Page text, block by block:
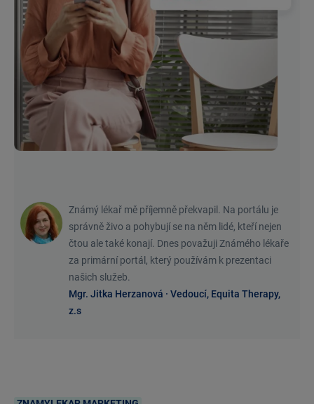
Známý lékař mě příjemně překvapil. Na portálu je
správně živo a pohybují se na něm lidé, kteří nejen
čtou ale také konají. Dnes považuji Známého lékaře
za primární portál, který používám k prezentaci
našich služeb.
Mgr. Jitka Herzanová · Vedoucí, Equita Therapy,
z.s